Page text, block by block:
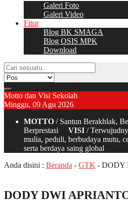
Galeri Foto
Galeri Video
Fitur
Blog BK SMAGA
Blog OSIS MPK
Download
Motto dan Visi Sekolah
Minggu, 09 Agu 2026
MOTTO / Santun Berakhlak,
Berprestasi VISI /
mulia, peduli, berbudaya mutu,
serta berdaya saing global
Anda disini : Beranda - GTK - DODY
DODY DWI